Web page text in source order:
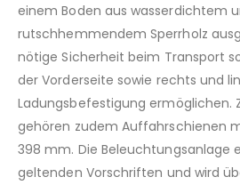
einem Boden aus wasserdichtem
rutschhemmendem Sperrholz
nötige Sicherheit beim Transport
der Vorderseite sowie rechts und
Ladungsbefestigung ermöglichen.
gehören zudem Auffahrschienen
398 mm. Die Beleuchtungsanlage
geltenden Vorschriften und wird